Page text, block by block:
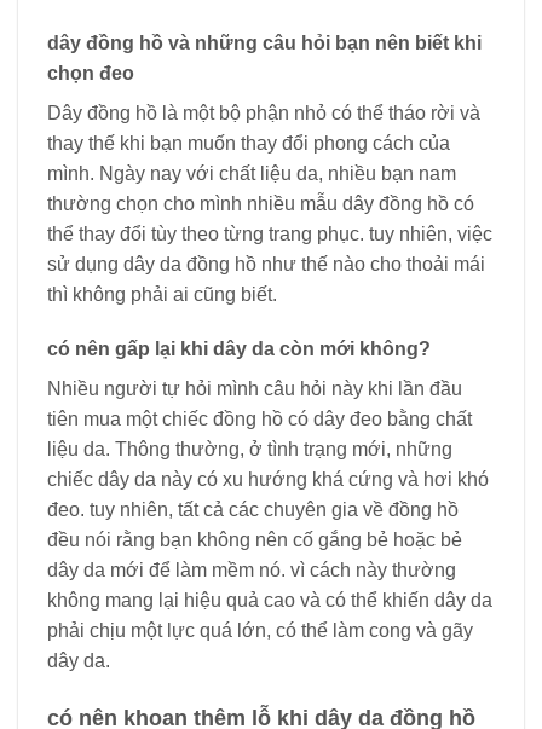
dây đồng hồ và những câu hỏi bạn nên biết khi
chọn đeo
Dây đồng hồ là một bộ phận nhỏ có thể tháo rời và
thay thế khi bạn muốn thay đổi phong cách của
mình. Ngày nay với chất liệu da, nhiều bạn nam
thường chọn cho mình nhiều mẫu dây đồng hồ có
thể thay đổi tùy theo từng trang phục. tuy nhiên, việc
sử dụng dây da đồng hồ như thế nào cho thoải mái
thì không phải ai cũng biết.
có nên gấp lại khi dây da còn mới không?
Nhiều người tự hỏi mình câu hỏi này khi lần đầu
tiên mua một chiếc đồng hồ có dây đeo bằng chất
liệu da. Thông thường, ở tình trạng mới, những
chiếc dây da này có xu hướng khá cứng và hơi khó
đeo. tuy nhiên, tất cả các chuyên gia về đồng hồ
đều nói rằng bạn không nên cố gắng bẻ hoặc bẻ
dây da mới để làm mềm nó. vì cách này thường
không mang lại hiệu quả cao và có thể khiến dây da
phải chịu một lực quá lớn, có thể làm cong và gãy
dây da.
có nên khoan thêm lỗ khi dây da đồng hồ